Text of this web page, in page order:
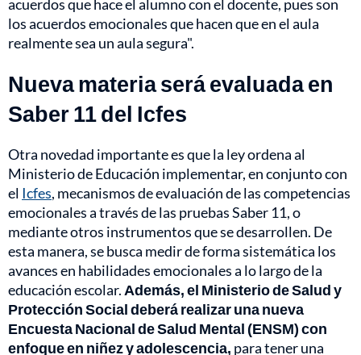
acuerdos que hace el alumno con el docente, pues son
los acuerdos emocionales que hacen que en el aula
realmente sea un aula segura".
Nueva materia será evaluada en
Saber 11 del Icfes
Otra novedad importante es que la ley ordena al
Ministerio de Educación implementar, en conjunto con
el Icfes, mecanismos de evaluación de las competencias
emocionales a través de las pruebas Saber 11, o
mediante otros instrumentos que se desarrollen. De
esta manera, se busca medir de forma sistemática los
avances en habilidades emocionales a lo largo de la
educación escolar. Además, el Ministerio de Salud y
Protección Social deberá realizar una nueva
Encuesta Nacional de Salud Mental (ENSM) con
enfoque en niñez y adolescencia, para tener una